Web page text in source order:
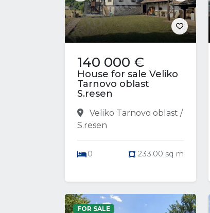
140 000 €
House for sale Veliko
Tarnovo oblast
S.resen
Veliko Tarnovo oblast /
S.resen
0 233.00 sq m
FOR SALE